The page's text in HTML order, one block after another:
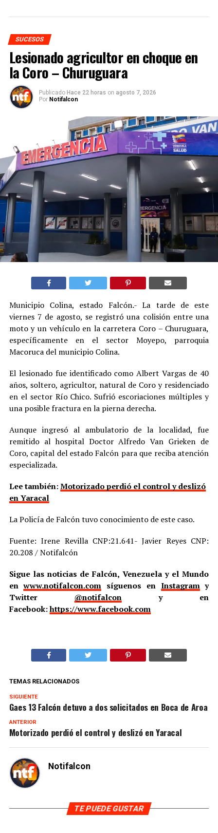
SUCESOS
Lesionado agricultor en choque en
la Coro – Churuguara
Publicado Hace 22 horas on agosto 7, 2026
Por Notifalcon
Municipio Colina, estado Falcón.- La tarde de este
viernes 7 de agosto, se registró una colisión entre una
moto y un vehículo en la carretera Coro – Churuguara,
específicamente en el sector Moyepo, parroquia
Macoruca del municipio Colina.
El lesionado fue identificado como Albert Vargas de 40
años, soltero, agricultor, natural de Coro y residenciado
en el sector Río Chico. Sufrió escoriaciones múltiples y
una posible fractura en la pierna derecha.
Aunque ingresó al ambulatorio de la localidad, fue
remitido al hospital Doctor Alfredo Van Grieken de
Coro, capital del estado Falcón para que reciba atención
especializada.
Lee también:Motorizado perdió el control y deslizó
en Yaracal
La Policía de Falcón tuvo conocimiento de este caso.
Fuente: Irene Revilla CNP:21.641- Javier Reyes CNP:
20.208 / Notifalcón
Sigue las noticias de Falcón, Venezuela y el Mundo
enwww.notifalcon.com síguenos en Instagramy
Twitter @notifalcony en
Facebook:https://www.facebook.com
TEMAS RELACIONADOS
SIGUIENTE
Gaes 13 Falcón detuvo a dos solicitados en Boca de Aroa
ANTERIOR
Motorizado perdió el control y deslizó en Yaracal
Notifalcon
TE PUEDE GUSTAR